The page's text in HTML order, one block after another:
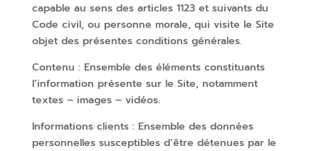
capable au sens des articles 1123 et suivants du
Code civil, ou personne morale, qui visite le Site
objet des présentes conditions générales.
Contenu : Ensemble des éléments constituants
l’information présente sur le Site, notamment
textes – images – vidéos.
Informations clients : Ensemble des données
personnelles susceptibles d’être détenues par le